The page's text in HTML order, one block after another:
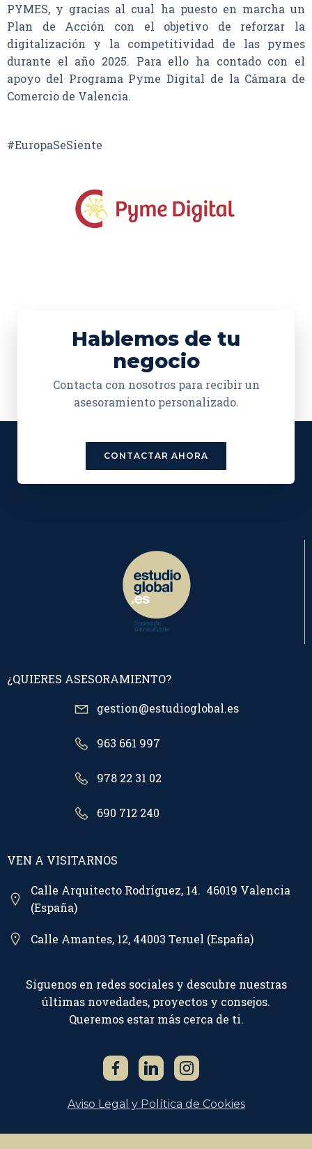
PYMES, y gracias al cual ha puesto en marcha un
Plan de Acción con el objetivo de reforzar la
digitalización y la competitividad de las pymes
durante el año 2025. Para ello ha contado con el
apoyo del Programa Pyme Digital de la Cámara de
Comercio de Valencia.
#EuropaSeSiente
Hablemos de tu
negocio
Contacta con nosotros para recibir un
asesoramiento personalizado.
CONTACTAR AHORA
¿QUIERES ASESORAMIENTO?
gestion@estudioglobal.es
963 661 997
978 22 31 02
690 712 240
VEN A VISITARNOS
Calle Arquitecto Rodríguez, 14. 46019 Valencia
(España)
Calle Amantes, 12, 44003 Teruel (España)
Síguenos en redes sociales y descubre nuestras
últimas novedades, proyectos y consejos.
Queremos estar más cerca de ti.
Aviso Legal y Política de Cookies